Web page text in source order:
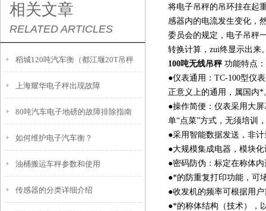
相关文章
RELATED ARTICLES
稻城120吨汽车衡（都江堰20T吊秤
（宝兴200T地磅）石屏汽车衡维修
上海耀华电子秤出现故障
80吨汽车电子地磅的故障排除指南
如何维护电子汽车衡？
油桶搬运车秤参数和使用
传感器的分类详细介绍
将电子吊秤的吊环挂在起
感器内的电流发生变化，
委员会的规定，电子吊秤
转换计算，zui终显示出来
100吨无线吊秤功能特点：
●仪表通用：TC-100型仪
正意义上的通用，属国内*
●操作简便：仪表采用大
单“点菜”方式，无须培训
●采用智能数据发送，非
●大规模集成电器，模块
●密码防伪：标定在称体
●*的防重复打印功能，可
●收发机的频率可根据用
●*的称体结构（技术），